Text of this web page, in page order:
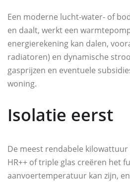
Een moderne lucht-water- of
en daalt, werkt een
energierekening kan dalen,
radiatoren) en dynamische
gasprijzen en eventuele
woning.
Isolatie eerst
De meest rendabele
HR++ of triple glas creëren het
aanvoertemperatuur kan zijn,